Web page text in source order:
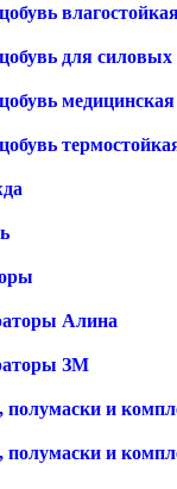
для силовых
медицинская
Алина
ЗМ
полумаски и
полумаски и